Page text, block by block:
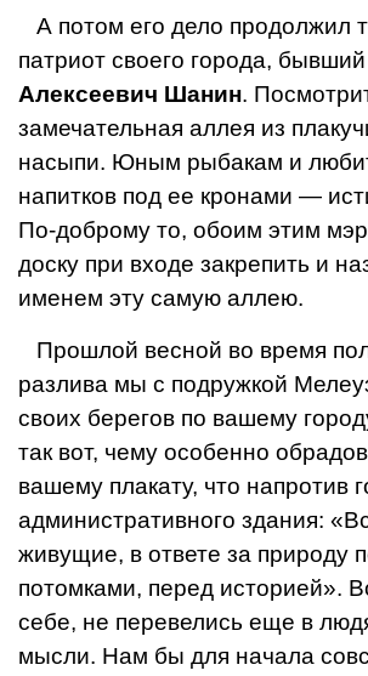
А потом его дело продолжил
патри­от своего города,
Алексеевич Шанин.
замечательная аллея из
насыпи. Юным рыбакам и
напитков под ее кронами —
По-доброму то, обоим этим
доску при входе закрепить и
именем эту самую ал­лею.
Прошлой весной во время
разли­ва мы с подружкой
своих бере­гов по вашему
так вот, чему осо­бенно
вашему плакату, что напро­тив
административного здания:
живущие, в ответе за природу
потомками, перед историей».
себе, не перевелись еще в
мысли. Нам бы для начала